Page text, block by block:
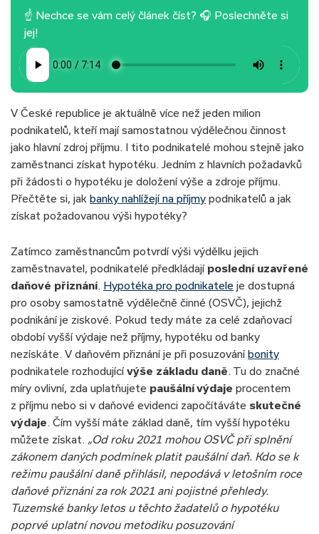
☝ Nechce se vám celý článek číst? 🎧 Poslechněte si
jej!
V České republice je aktuálně více než jeden milion
podnikatelů, kteří mají samostatnou výdělečnou činnost
jako hlavní zdroj příjmu. I tito podnikatelé mohou stejně jako
zaměstnanci získat hypotéku. Jedním z hlavních požadavků
při žádosti o hypotéku je doložení výše a zdroje příjmu.
Přečtěte si, jak banky nahlížejí na příjmy podnikatelů a jak
získat požadovanou výši hypotéky?
Zatímco zaměstnancům potvrdí výši výdělku jejich
zaměstnavatel, podnikatelé předkládají poslední uzavřené
daňové přiznání. Hypotéka pro podnikatele je dostupná
pro osoby samostatně výdělečně činné (OSVČ), jejichž
podnikání je ziskové. Pokud tedy máte za celé zdaňovací
období vyšší výdaje než příjmy, hypotéku od banky
nezískáte. V daňovém přiznání je při posuzování bonity
podnikatele rozhodující výše základu daně. Tu do značné
míry ovlivní, zda uplatňujete paušální výdaje procentem
z příjmu nebo si v daňové evidenci započítáváte skutečné
výdaje. Čím vyšší máte základ daně, tím vyšší hypotéku
můžete získat. „Od roku 2021 mohou OSVČ při splnění
zákonem daných podmínek platit paušální daň. Kdo se k
režimu paušální daně přihlásil, nepodává v letošním roce
daňové přiznání za rok 2021 ani pojistné přehledy.
Tuzemské banky letos u těchto žadatelů o hypotéku
poprvé uplatní novou metodiku posuzování